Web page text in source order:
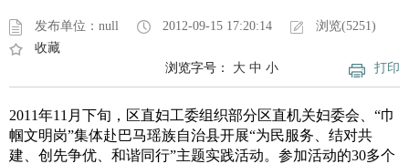
发布单位：null 2012-09-15 17:20:14
浏览(5251)
收藏
打印
浏览字号： 大 中 小
2011年11 月下旬，区直妇工委组织部分区直机关妇委会、“巾
帼文明岗”集体赴巴马瑶族自治县开展“为民服务、结对共
建、创先争优、和谐同行”主题实践活动。参加活动的30多个